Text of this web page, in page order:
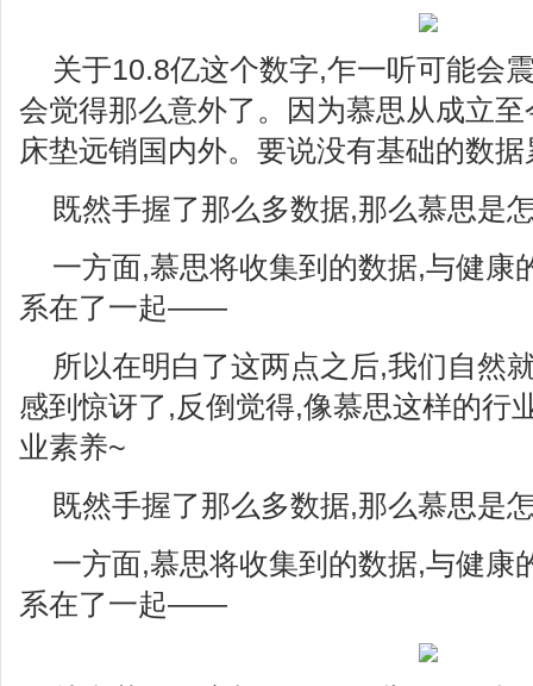
关于10.8亿这个数字,乍一听可能会
会觉得那么意外了。因为慕思从成立
床垫远销国内外。要说没有基础的数
既然手握了那么多数据,那么慕思是
一方面,慕思将收集到的数据,与健康
系在了一起——
所以在明白了这两点之后,我们自然
感到惊讶了,反倒觉得,像慕思这样的行
业素养~
既然手握了那么多数据,那么慕思是
一方面,慕思将收集到的数据,与健康
系在了一起——